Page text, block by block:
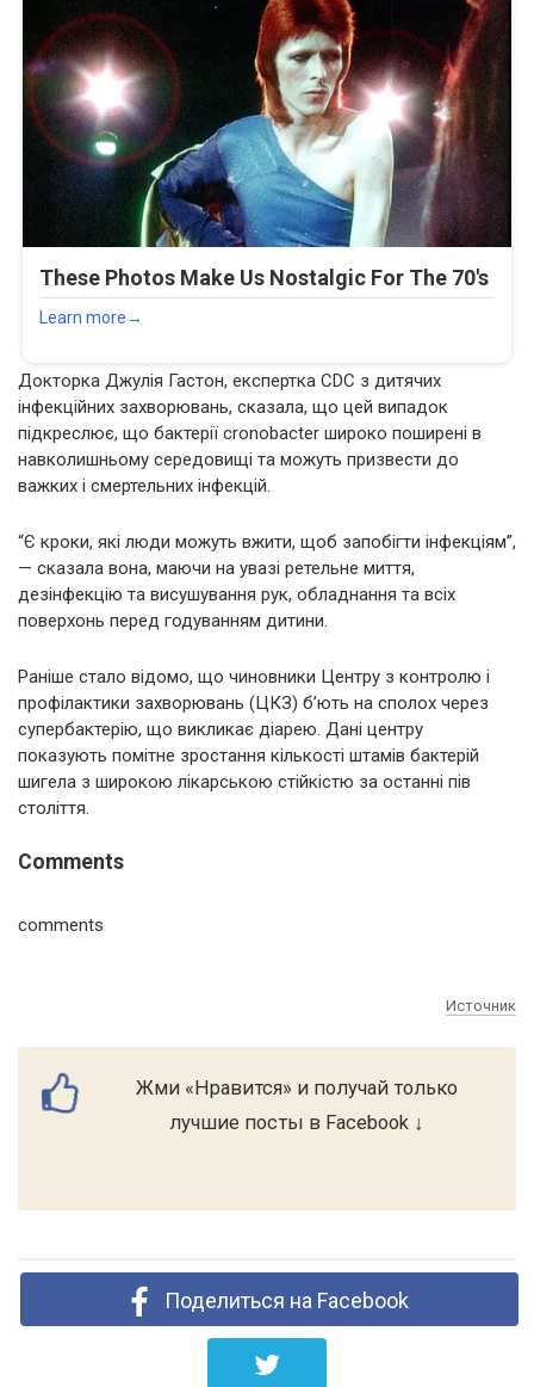
Докторка Джулія Гастон, експертка CDC з дитячих
інфекційних захворювань, сказала, що цей випадок
підкреслює, що бактерії cronobacter широко поширені в
навколишньому середовищі та можуть призвести до
важких і смертельних інфекцій.
“Є кроки, які люди можуть вжити, щоб запобігти інфекціям”,
— сказала вона, маючи на увазі ретельне миття,
дезінфекцію та висушування рук, обладнання та всіх
поверхонь перед годуванням дитини.
Раніше стало відомо, що чиновники Центру з контролю і
профілактики захворювань (ЦКЗ) б’ють на сполох через
супербактерію, що викликає діарею. Дані центру
показують помітне зростання кількості штамів бактерій
шигела з широкою лікарською стійкістю за останні пів
століття.
Comments
comments
Источник
Жми «Нравится» и получай только
лучшие посты в Facebook ↓
Поделиться на Facebook